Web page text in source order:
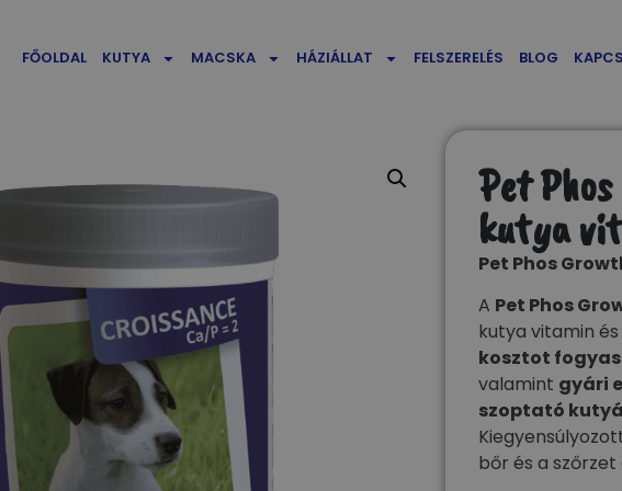
FŐOLDAL KUTYA MACSKA HÁZIÁLLAT FELSZERELÉS BLOG
Pet
kutya
Pet Phos
A Pet Phos
kutya vitamin
kosztot
valamint gyári
szoptató
bőr és a